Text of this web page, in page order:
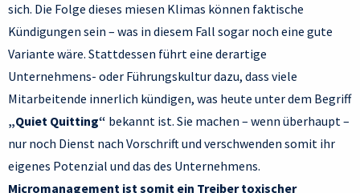
sich. Die Folge dieses miesen Klimas können faktische
Kündigungen sein – was in diesem Fall sogar noch eine gute
Variante wäre. Stattdessen führt eine derartige
Unternehmens- oder Führungskultur dazu, dass viele
Mitarbeitende innerlich kündigen, was heute unter dem Begriff
„Quiet Quitting“ bekannt ist. Sie machen – wenn überhaupt –
nur noch Dienst nach Vorschrift und verschwenden somit ihr
eigenes Potenzial und das des Unternehmens.
Micromanagement ist somit ein Treiber toxischer